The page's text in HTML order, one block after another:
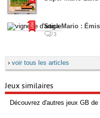
Saga Mario :
3
› voir tous les articles
Jeux similaires
Découvrez d'autres jeux GB